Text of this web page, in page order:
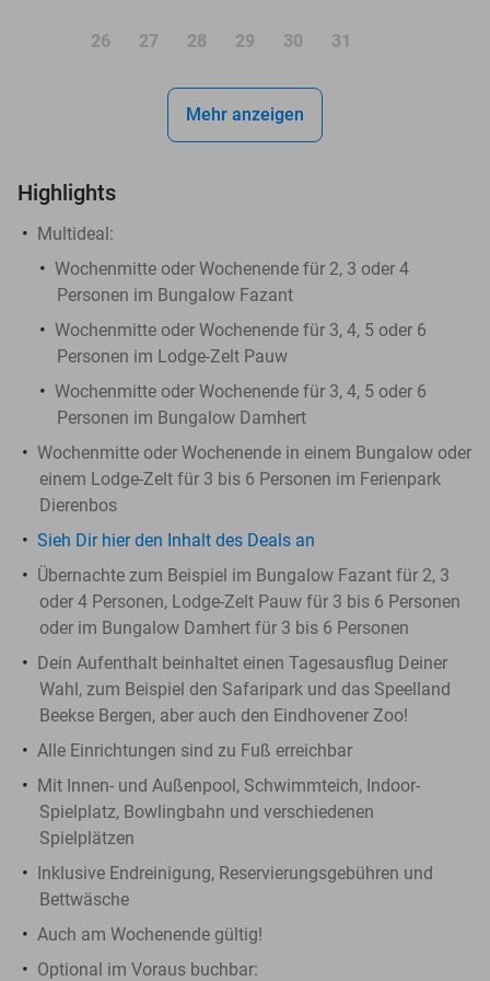
26 27 28 29 30 31
Mehr anzeigen
Highlights
Multideal:
Wochenmitte oder Wochenende für 2, 3 oder 4
Personen im Bungalow Fazant
Wochenmitte oder Wochenende für 3, 4, 5 oder 6
Personen im Lodge-Zelt Pauw
Wochenmitte oder Wochenende für 3, 4, 5 oder 6
Personen im Bungalow Damhert
Wochenmitte oder Wochenende in einem Bungalow oder
einem Lodge-Zelt für 3 bis 6 Personen im Ferienpark
Dierenbos
Sieh Dir hier den Inhalt des Deals an
Übernachte zum Beispiel im Bungalow Fazant für 2, 3
oder 4 Personen, Lodge-Zelt Pauw für 3 bis 6 Personen
oder im Bungalow Damhert für 3 bis 6 Personen
Dein Aufenthalt beinhaltet einen Tagesausflug Deiner
Wahl, zum Beispiel den Safaripark und das Speelland
Beekse Bergen, aber auch den Eindhovener Zoo!
Alle Einrichtungen sind zu Fuß erreichbar
Mit Innen- und Außenpool, Schwimmteich, Indoor-
Spielplatz, Bowlingbahn und verschiedenen
Spielplätzen
Inklusive Endreinigung, Reservierungsgebühren und
Bettwäsche
Auch am Wochenende gültig!
Optional im Voraus buchbar: